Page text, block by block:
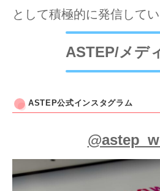
として積極的に発信してい
ASTEP/メデ
ASTEP公式インスタグラム